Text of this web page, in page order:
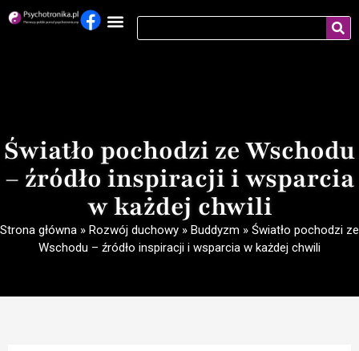
Światło pochodzi ze Wschodu
– źródło inspiracji i wsparcia
w każdej chwili
Strona główna » Rozwój duchowy » Buddyzm » Światło pochodzi ze
Wschodu – źródło inspiracji i wsparcia w każdej chwili